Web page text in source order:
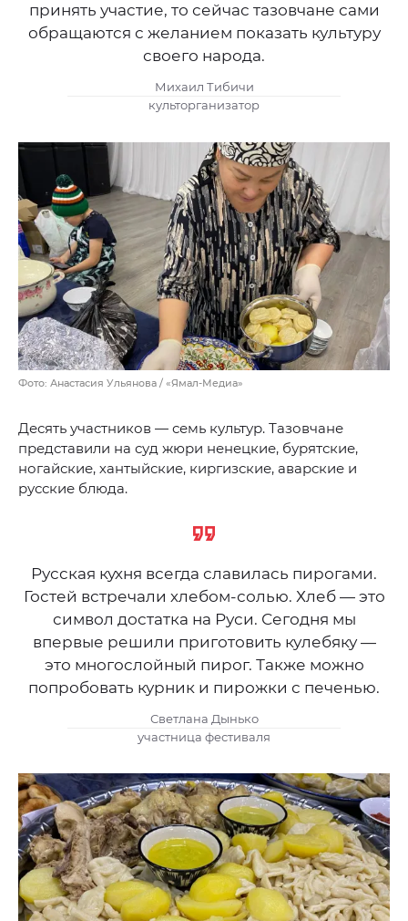
принять участие, то сейчас тазовчане сами
обращаются с желанием показать культуру
своего народа.
Михаил Тибичи
культорганизатор
Фото: Анастасия Ульянова / «Ямал-Медиа»
Десять участников — семь культур. Тазовчане
представили на суд жюри ненецкие, бурятские,
ногайские, хантыйские, киргизские, аварские и
русские блюда.
Русская кухня всегда славилась пирогами.
Гостей встречали хлебом-солью. Хлеб — это
символ достатка на Руси. Сегодня мы
впервые решили приготовить кулебяку —
это многослойный пирог. Также можно
попробовать курник и пирожки с печенью.
Светлана Дынько
участница фестиваля